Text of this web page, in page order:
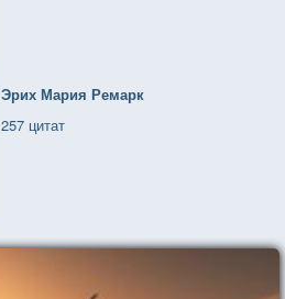
Эрих Мария Ремарк
257 цитат